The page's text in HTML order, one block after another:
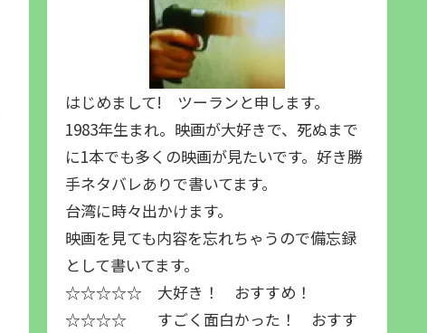
はじめまして! ツーランと申します。
1983年生まれ。映画が大好きで、死ぬまで
に1本でも多くの映画が見たいです。好き勝
手ネタバレありで書いてます。
台湾に時々出かけます。
映画を見ても内容を忘れちゃうので備忘録
として書いてます。
☆☆☆☆☆ 大好き！ おすすめ！
☆☆☆☆ すごく面白かった！ おすす